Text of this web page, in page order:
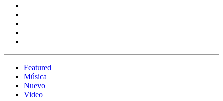
Featured
Música
Nuevo
Video